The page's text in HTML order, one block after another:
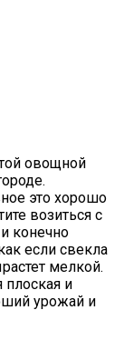
овощной
это хорошо
возиться с
конечно
если свекла
мелкой.
плоская и
урожай и